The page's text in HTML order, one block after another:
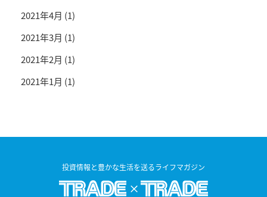
2021年4月 (1)
2021年3月 (1)
2021年2月 (1)
2021年1月 (1)
投資情報と豊かな生活を送るライフマガジン